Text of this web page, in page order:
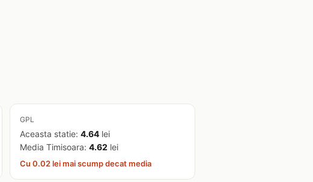
GPL
Aceasta statie: 4.64lei
Media Timisoara: 4.62 lei
Cu 0.02 lei mai scump decat media